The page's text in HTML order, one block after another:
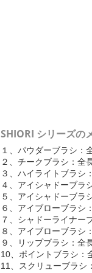
SHIORI シリーズの
１、パウダーブラシ
２、チークブラシ：全
３、ハイライトブラシ
４、アイシャドーブラ
５、アイシャドーブラ
６、アイブローブラシ
７、シャドーライナ
８、アイブローブラシ
９、リップブラシ：全
10、ポイントブラシ：
11、スクリューブラシ